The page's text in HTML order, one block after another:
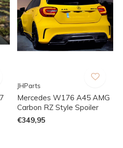
JHParts
Mercedes W176 A45 AMG
Carbon RZ Style Spoiler
€349,95